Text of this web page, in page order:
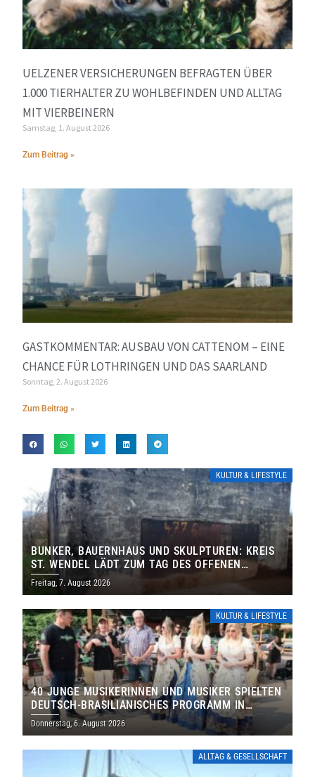
UELZENER VERSICHERUNGEN BEFRAGTEN ÜBER
1.000 TIERHALTER ZU WOHLBEFINDEN UND ALLTAG
MIT VIERBEINERN
Samstag, 1. August 2026
Zum Beitrag »
GASTKOMMENTAR: AUSBAU VON CATTENOM – EINE
CHANCE FÜR LOTHRINGEN UND DAS SAARLAND
Sonntag, 2. August 2026
Zum Beitrag »
KULTUR & LIFESTYLE
BUNKER, BAUERNHAUS UND SKULPTUREN: KREIS
ST. WENDEL LÄDT ZUM TAG DES OFFENEN
DENKMALS EIN
Freitag, 7. August 2026
KULTUR & LIFESTYLE
40 JUNGE MUSIKERINNEN UND MUSIKER SPIELTEN
DEUTSCH-BRASILIANISCHES PROGRAMM IN
THOLEY
Donnerstag, 6. August 2026
ALLTAG & GESELLSCHAFT